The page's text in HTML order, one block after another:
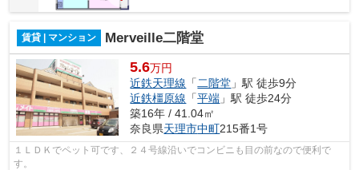
賃貸 | マンション Merveille二階堂
5.6万円
近鉄天理線 「 二階堂 」駅 徒歩9分
近鉄橿原線 「平端 」駅 徒歩24分
築16年 / 41.04㎡
奈良県天理市中町215番1号
１ＬＤＫでペット可です、２４号線沿いでコンビニも目の前なので便利で
す。